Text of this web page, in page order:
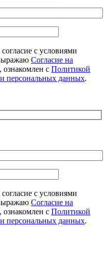
с условиями
Согласие на
, ознакомлен с Политикой
персональных данных.
с условиями
Согласие на
, ознакомлен с Политикой
персональных данных.